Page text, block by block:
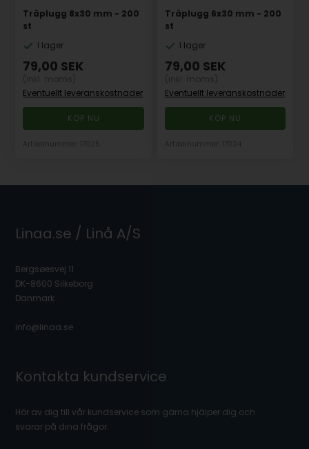
Träplugg 8x30 mm - 200
st
I lager
79,00 SEK
Eventuellt leveranskostnader
Träplugg 6x30 mm - 200
st
I lager
79,00 SEK
Eventuellt leveranskostnader
Linaa.se / Linå A/S
Bergsøesvej 11
DK-8600 Silkeborg
Danmark
info@linaa.se
Kontakta kundservice
Hör av dig till vår kundservice som gärna hjälper dig och
svarar på dina frågor.